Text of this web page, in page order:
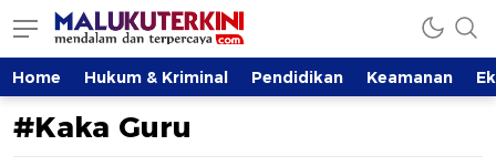
MalukuTerkini.com
Terkini, Mendalam dan Terpercaya
Home Hukum & Kriminal Pendidikan Keamanan
#Kaka Guru